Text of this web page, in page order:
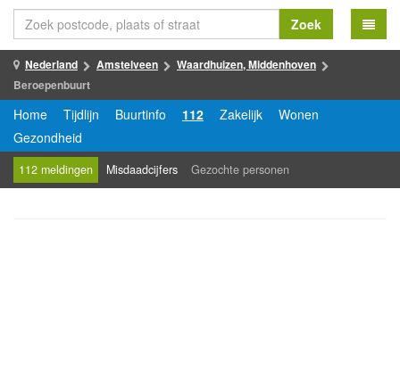
Zoek
Nederland Amstelveen
Waardhuizen, Middenhoven
Beroepenbuurt
Home Tijdlijn Buurtinfo 112 Zakelijk
Wonen
Gezondheid
112 meldingen Misdaadcijfers Gezochte personen